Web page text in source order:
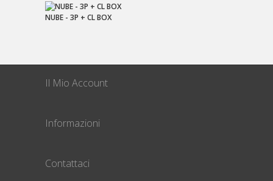
NUBE - 3P + CL BOX
Il Mio Account
Informazioni
Contattaci